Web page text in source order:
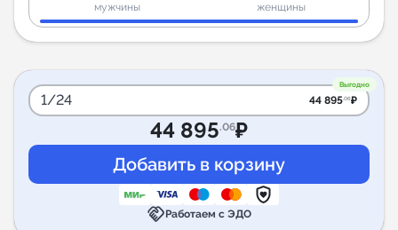
мужчины женщины
Выгодно
1/24 44 895.06₽
44 895.06₽
handshakeРаботаем с ЭДО